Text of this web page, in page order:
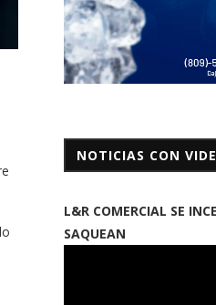
NOTICIAS CON
L&R COMERCIAL SE
SAQUEAN